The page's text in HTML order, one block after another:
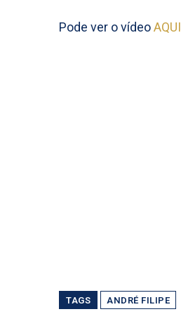
Pode ver o vídeoAQUI
TAGS ANDRÉ FILIPE